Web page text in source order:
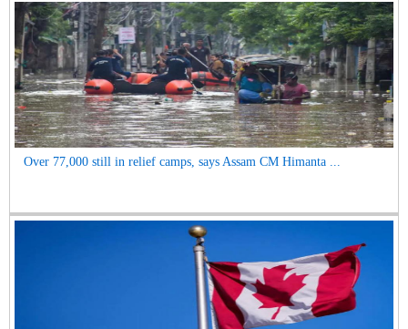
Over 77,000 still in relief camps, says Assam CM Himanta ...